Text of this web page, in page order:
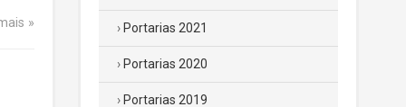
Portarias 2021
Portarias 2020
Portarias 2019